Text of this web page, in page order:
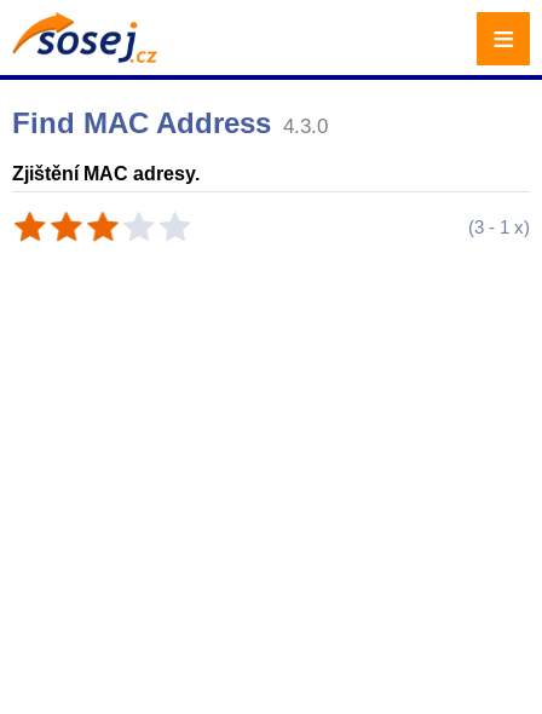
Find MAC Address 4.3.0
Zjištění MAC adresy.
(3 - 1 x)
≡